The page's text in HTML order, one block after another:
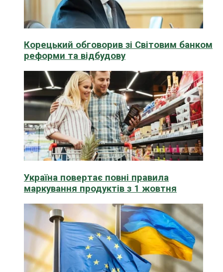
Корецький обговорив зі Світовим банком
реформи та відбудову
Україна повертає повні правила
маркування продуктів з 1 жовтня